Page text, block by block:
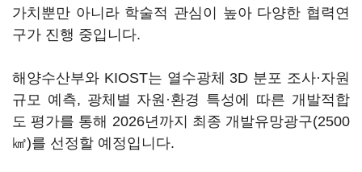
가치뿐만 아니라 학술적 관심이 높아 다양한 협력연
구가 진행 중입니다.
해양수산부와 KIOST는 열수광체 3D 분포 조사·자원
규모 예측, 광체별 자원·환경 특성에 따른 개발적합
도 평가를 통해 2026년까지 최종 개발유망광구(2500
㎢)를 선정할 예정입니다.